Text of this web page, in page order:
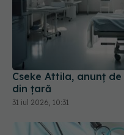
Cseke Attila, anunț
din țară
31 iul 2026, 10:31